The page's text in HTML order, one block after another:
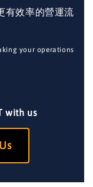
有效率的營運流
your operations
with us